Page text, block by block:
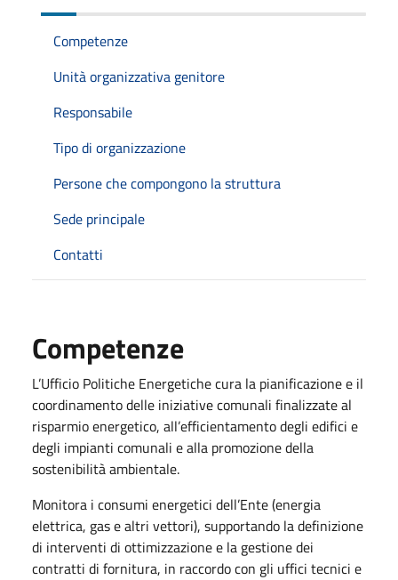
Competenze
Unità organizzativa genitore
Responsabile
Tipo di organizzazione
Persone che compongono la struttura
Sede principale
Contatti
Competenze
L’Ufficio Politiche Energetiche cura la pianificazione e il
coordinamento delle iniziative comunali finalizzate al
risparmio energetico, all’efficientamento degli edifici e
degli impianti comunali e alla promozione della
sostenibilità ambientale.
Monitora i consumi energetici dell’Ente (energia
elettrica, gas e altri vettori), supportando la definizione
di interventi di ottimizzazione e la gestione dei
contratti di fornitura, in raccordo con gli uffici tecnici e